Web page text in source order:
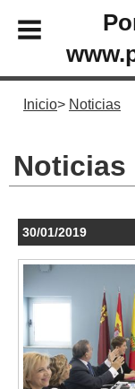
Inicio Noticias
Noticias
30/01/2019